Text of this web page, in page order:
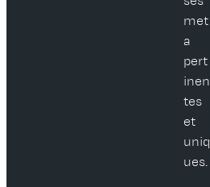
met
a
pert
inen
tes
et
uniq
ues.